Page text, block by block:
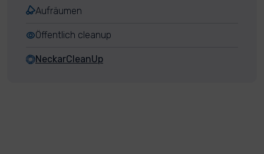
Aufräumen
Öffentlich cleanup
NeckarCleanUp